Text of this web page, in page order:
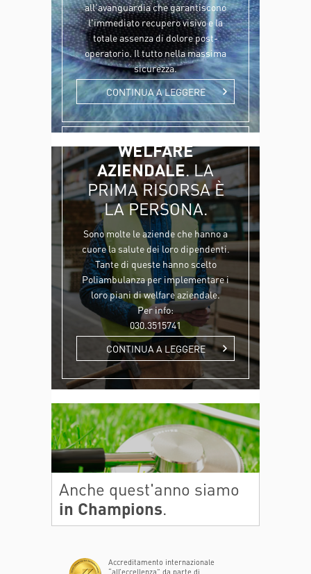
all'avanguardia che garantiscono
l'immediato recupero visivo e la
totale assenza di dolore post-
operatorio. Il tutto nella massima
sicurezza.
CONTINUA A LEGGERE
WELFARE
AZIENDALE. LA
PRIMA RISORSA È
LA PERSONA.
Sono molte le aziende che hanno a
cuore la salute dei loro dipendenti.
Tante di queste hanno scelto
Poliambulanza per implementare i
loro piani di welfare aziendale.
Per info:
030.3515741
CONTINUA A LEGGERE
Anche quest'anno siamo
in Champions.
Accreditamento internazionale
“all’eccellenza” da parte di